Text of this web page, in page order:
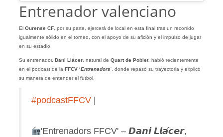
Entrenador valenciano
El Ourense CF, por su parte, ejercerá de local en esta final tras un recorrido
igualmente sólido en el torneo, con el apoyo de su afición y el impulso de jugar
en su estadio.
Su entrenador, Dani Llácer, natural de Quart de Poblet, habló recientemente
en el podcast de la FFCV ‘Entrenadors‘, donde repasó su trayectoria y explicó
su manera de entender el fútbol.
#podcastFFCV|
'Entrenadors FFCV' – 𝘿𝙖𝙣𝙞 𝙇𝙡𝙖́𝙘𝙚𝙧,